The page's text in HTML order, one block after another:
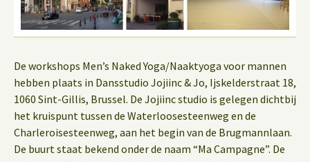
De workshops Men’s Naked Yoga/Naaktyoga voor mannen
hebben plaats in Dansstudio Jojiinc & Jo, Ijskelderstraat 18,
1060 Sint-Gillis, Brussel. De Jojiinc studio is gelegen dichtbij
het kruispunt tussen de Waterloosesteenweg en de
Charleroisesteenweg, aan het begin van de Brugmannlaan.
De buurt staat bekend onder de naam “Ma Campagne”. De